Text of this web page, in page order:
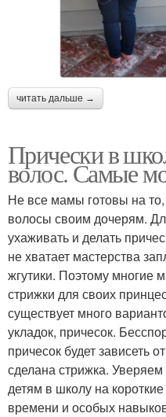
читать дальше →
Прически в
волос. Самые
Не все мамы готовы на
волосы своим дочерям.
ухаживать и делать
не хватает мастерства
жгутики. Поэтому многие
стрижки для своих
существует много
укладок, причесок.
причесок будет зависеть
сделана стрижка.
детям в школу на
времени и особых